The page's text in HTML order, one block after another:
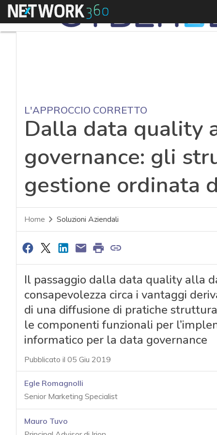
Menu
L'APPROCCIO CORRETTO
Dalla data quality
governance: gli
gestione ordinata
Home Soluzioni Aziendali
Il passaggio dalla data quality alla
consapevolezza circa i vantaggi
di una diffusione di pratiche
le componenti funzionali per
informatico per la data governance
Pubblicato il 05 Giu 2019
Egle Romagnolli
Senior Marketing Specialist
Mauro Tuvo